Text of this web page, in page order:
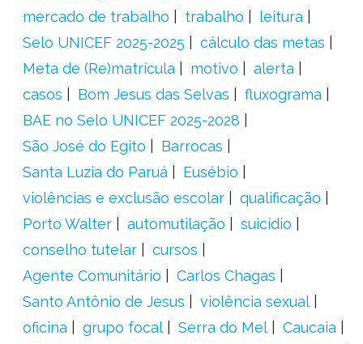
mercado de trabalho
trabalho
leitura
Selo UNICEF 2025-2025
cálculo das metas
Meta de (Re)matrícula
motivo
alerta
casos
Bom Jesus das Selvas
fluxograma
BAE no Selo UNICEF 2025-2028
São José do Egito
Barrocas
Santa Luzia do Paruá
Eusébio
violências e exclusão escolar
qualificação
Porto Walter
automutilação
suicídio
conselho tutelar
cursos
Agente Comunitário
Carlos Chagas
Santo Antônio de Jesus
violência sexual
oficina
grupo focal Serra do Mel
Caucaia